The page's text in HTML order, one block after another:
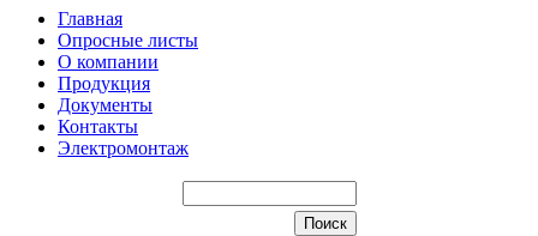
Главная
Опросные листы
О компании
Продукция
Документы
Контакты
Электромонтаж